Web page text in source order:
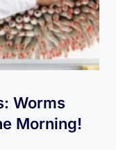
Worms
Morning!